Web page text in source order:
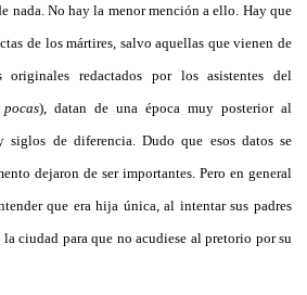
nada. No hay la menor mención a ello. Hay que
de los mártires, salvo aquellas que vienen de
originales redactados por los asistentes del
), datan de una época muy posterior al
siglos de diferencia. Dudo que esos datos se
dejaron de ser importantes. Pero en general
que era hija única, al intentar sus padres
ciudad para que no acudiese al pretorio por su